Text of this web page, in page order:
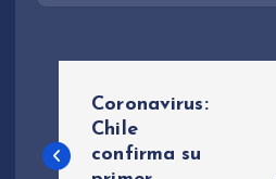
a
Coronavirus:
Chile
confirma su